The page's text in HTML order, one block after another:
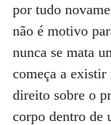
por tudo
não é motivo
nunca se mata
começa a existir
direito sobre o
corpo dentro de